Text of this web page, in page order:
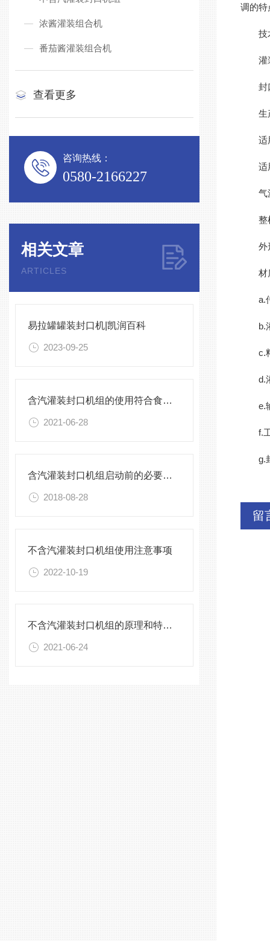
浓酱灌装组合机
番茄酱灌装组合机
查看更多
咨询热线：
0580-2166227
相关文章
ARTICLES
易拉罐罐装封口机|凯润百科
2023-09-25
含汽灌装封口机组的使用符合食品卫生标准
2021-06-28
含汽灌装封口机组启动前的必要调试
2018-08-28
不含汽灌装封口机组使用注意事项
2022-10-19
不含汽灌装封口机组的原理和特点介绍
2021-06-24
调的特
技
灌装
封口
生产
适用
适用
气源
整机
外形
材
a.传
b.灌
c.料
d.灌
e.输
f.工
g.封
留